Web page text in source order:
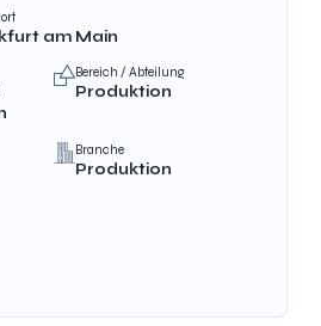
am Main
Bereich / Abteilung
Produktion
Branche
Produktion